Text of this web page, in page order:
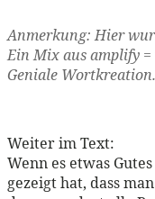
Anmerkung: Hier
Ein Mix aus amplify
Geniale Wortkreation.
Weiter im Text:
Wenn es etwas
gezeigt hat, dass